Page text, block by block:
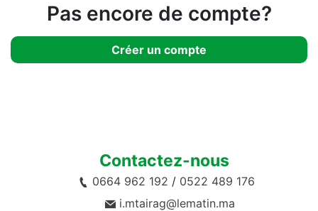
Pas encore de compte?
Créer un compte
Contactez-nous
0664 962 192 / 0522 489 176
i.mtairag@lematin.ma